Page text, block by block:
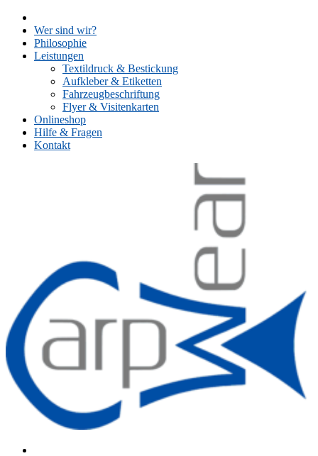
Skip
content
Wer sind wir?
Philosophie
Leistungen
Textildruck & Bestickung
Aufkleber & Etiketten
Fahrzeugbeschriftung
Flyer & Visitenkarten
Onlineshop
Hilfe & Fragen
Kontakt